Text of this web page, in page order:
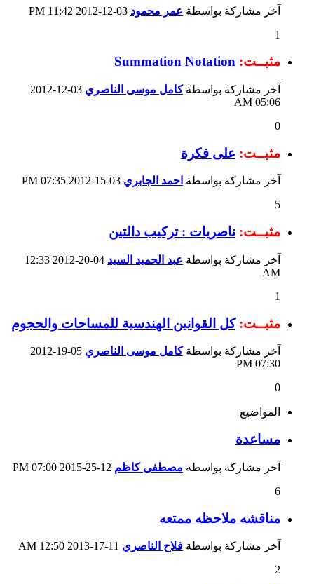
آخر مشاركة بواسطة عمر محمود
11:42 PM
1
مثبــت: Summation Notation
آخر مشاركة بواسطةكامل موسى الناصري
05:06 AM
0
مثبــت: على فكرة
آخر مشاركة بواسطة احمد الجابري
07:35 PM
5
مثبــت: ناصريات : تركيب دالتين
آخر مشاركة بواسطة عبد الحميد السيد
12:33
AM
1
مثبــت: كل القوانين الهندسية للمساحات والحجوم
آخر مشاركة بواسطةكامل موسى الناصري
07:30 PM
0
المواضيع
مساعدة
آخر مشاركة بواسطة مصطفى كاظم
07:00 PM
6
مناقشه ملاحظه ممتعه
آخر مشاركة بواسطة فلاح الناصري
12:50 AM
2